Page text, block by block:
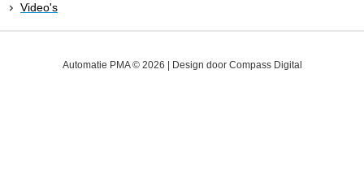
Video's
Automatie PMA © 2026 | Design door Compass Digital